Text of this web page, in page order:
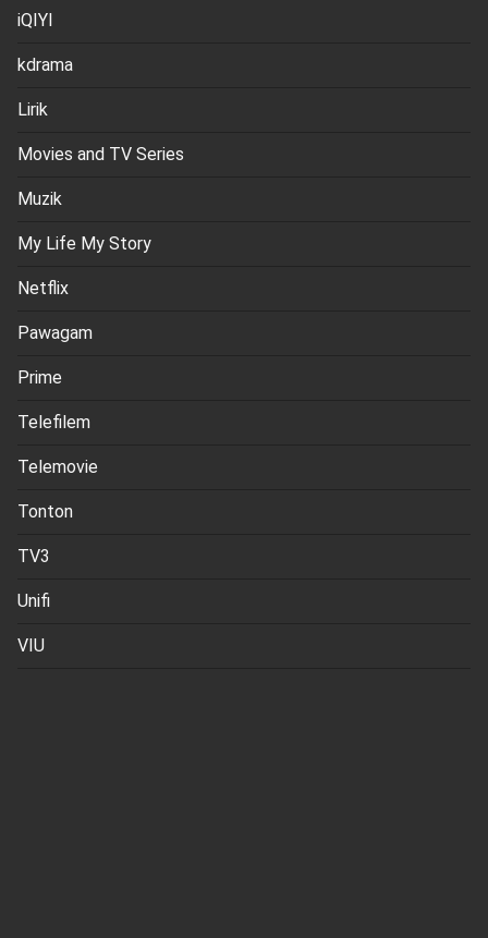
iQIYI
kdrama
Lirik
Movies and TV Series
Muzik
My Life My Story
Netflix
Pawagam
Prime
Telefilem
Telemovie
Tonton
TV3
Unifi
VIU